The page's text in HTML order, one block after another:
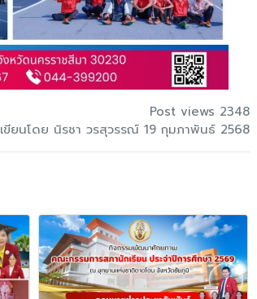
Post views 2348
เขียนโดย นิรชา วรสุวรรณ์ 19 กุมภาพันธ์ 2568